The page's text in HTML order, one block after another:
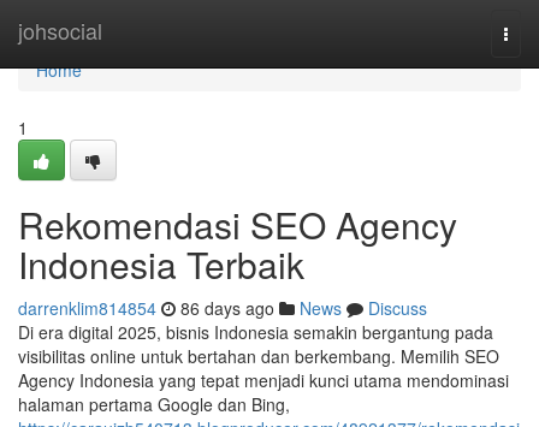
johsocial
Home
Home
1
Rekomendasi SEO Agency
Indonesia Terbaik
darrenklim814854 86 days ago News
Discuss
Di era digital 2025, bisnis Indonesia semakin bergantung pada
visibilitas online untuk bertahan dan berkembang. Memilih SEO
Agency Indonesia yang tepat menjadi kunci utama mendominasi
halaman pertama Google dan Bing,